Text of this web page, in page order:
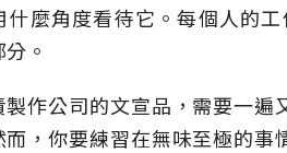
什麼角度看待它。每個人的
。
作公司的文宣品，需要一
，你要練習在無味至極的事